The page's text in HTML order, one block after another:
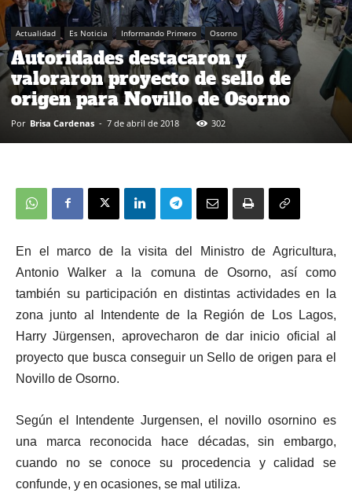
Actualidad Es Noticia Informando Primero Osorno
Autoridades destacaron y
valoraron proyecto de sello de
origen para Novillo de Osorno
Por Brisa Cardenas - 7 de abril de 2018 302
En el marco de la visita del Ministro de Agricultura,
Antonio Walker a la comuna de Osorno, así como
también su participación en distintas actividades en la
zona junto al Intendente de la Región de Los Lagos,
Harry Jürgensen, aprovecharon de dar inicio oficial al
proyecto que busca conseguir un Sello de origen para el
Novillo de Osorno.
Según el Intendente Jurgensen, el novillo osornino es
una marca reconocida hace décadas, sin embargo,
cuando no se conoce su procedencia y calidad se
confunde, y en ocasiones, se mal utiliza.